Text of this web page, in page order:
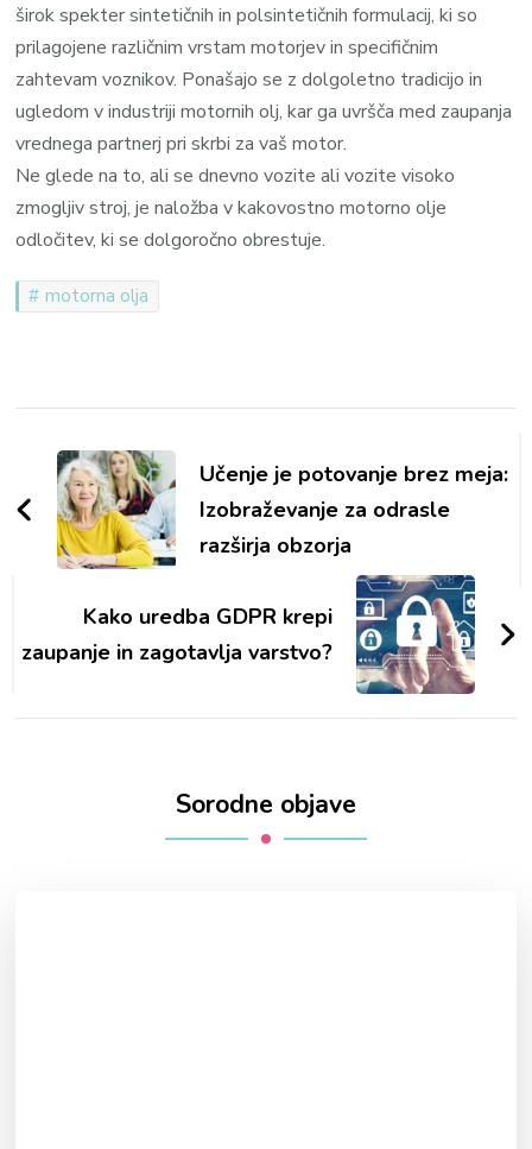
širok spekter sintetičnih in polsintetičnih formulacij, ki so
prilagojene različnim vrstam motorjev in specifičnim
zahtevam voznikov. Ponašajo se z dolgoletno tradicijo in
ugledom v industriji motornih olj, kar ga uvršča med zaupanja
vrednega partnerj pri skrbi za vaš motor.
Ne glede na to, ali se dnevno vozite ali vozite visoko
zmogljiv stroj, je naložba v kakovostno motorno olje
odločitev, ki se dolgoročno obrestuje.
motorna olja
objav
Učenje je potovanje brez meja:
Izobraževanje za odrasle
razširja obzorja
Kako uredba GDPR krepi
zaupanje in zagotavlja varstvo?
Sorodne objave